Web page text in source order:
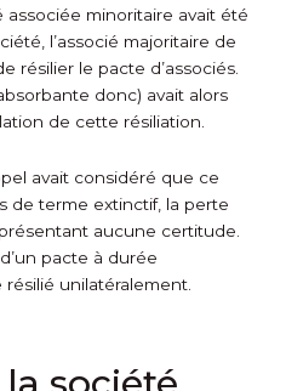
minoritaire avait été
l’associé majoritaire de
résilier le pacte d’associés.
donc) avait alors
de cette résiliation.
avait considéré que ce
de terme extinctif, la perte
aucune certitude.
pacte à durée
unilatéralement.